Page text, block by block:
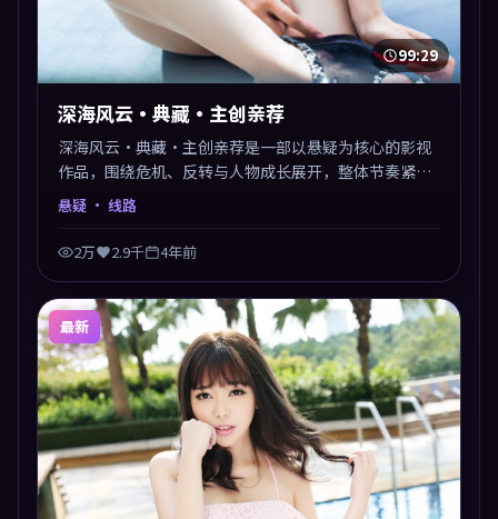
99:29
深海风云·典藏·主创亲荐
深海风云·典藏·主创亲荐是一部以悬疑为核心的影视
作品，围绕危机、反转与人物成长展开，整体节奏紧
凑，值得推荐观看。
悬疑 · 线路
2万 2.9千 4年前
最新